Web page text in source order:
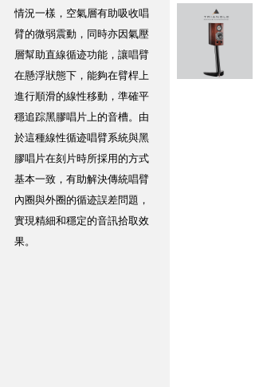
情況一樣，空氣層有助吸收唱
臂的微弱震動，同時亦因氣壓
層幫助直線循迹功能，讓唱臂
在懸浮狀態下，能夠在臂桿上
進行順滑的線性移動，準確平
穩追踪黑膠唱片上的音槽。由
於這種線性循迹唱臂系統與黑
膠唱片在刻片時所採用的方式
基本一致，有助解決傳統唱臂
內圈與外圈的循迹誤差問題，
實現精細和穩定的音訊拾取效
果。